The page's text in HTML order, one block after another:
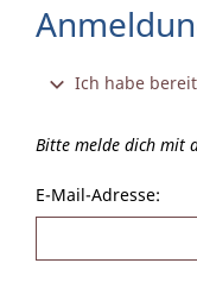
Ich habe
Bitte melde dich mit
E-Mail-Adresse: